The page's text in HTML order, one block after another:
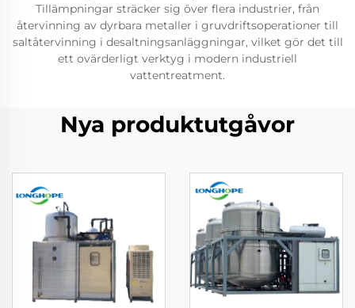
Tillämpningar sträcker sig över flera industrier, från
återvinning av dyrbara metaller i gruvdriftsoperationer till
saltåtervinning i desaltningsanläggningar, vilket gör det till
ett ovärderligt verktyg i modern industriell
vattentreatment.
Nya produktutgåvor